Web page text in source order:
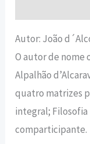
Autor: João
O autor de nome
Alpalhão
quatro matrizes
integral;
comparticipante.